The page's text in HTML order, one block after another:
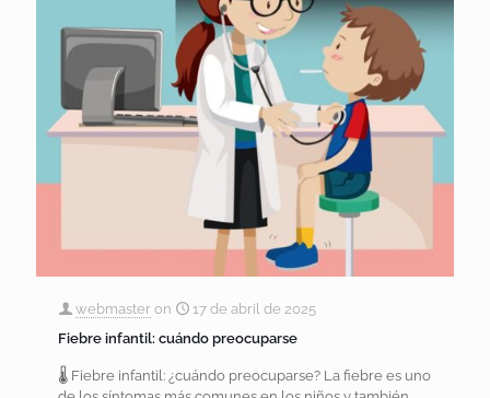
webmaster on
17 de abril de 2025
Fiebre infantil: cuándo preocuparse
🌡️ Fiebre infantil: ¿cuándo preocuparse? La fiebre es uno